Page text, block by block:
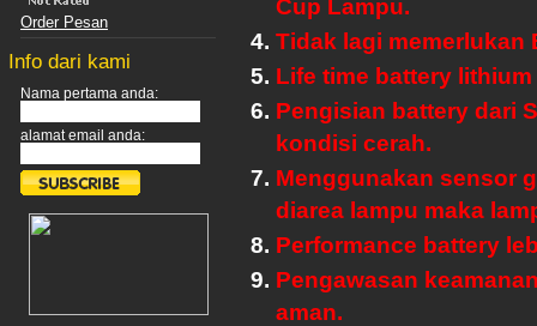
Order Pesan
Info dari kami
Nama pertama anda:
alamat email anda:
Cup Lampu.
Tidak lagi memerlukan
Life time battery
Pengisian battery dari
kondisi cerah.
Menggunakan sensor
diarea lampu maka
Performance battery
Pengawasan
aman.